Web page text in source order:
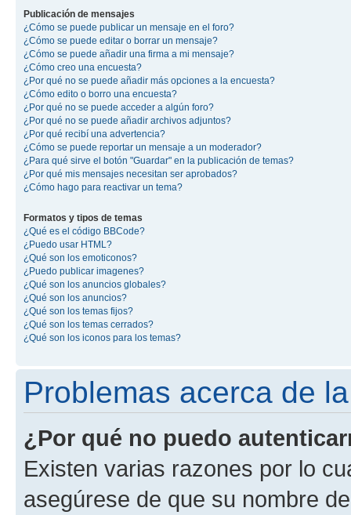
Publicación de mensajes
¿Cómo se puede publicar un mensaje en el foro?
¿Cómo se puede editar o borrar un mensaje?
¿Cómo se puede añadir una firma a mi mensaje?
¿Cómo creo una encuesta?
¿Por qué no se puede añadir más opciones a la encuesta?
¿Cómo edito o borro una encuesta?
¿Por qué no se puede acceder a algún foro?
¿Por qué no se puede añadir archivos adjuntos?
¿Por qué recibí una advertencia?
¿Cómo se puede reportar un mensaje a un moderador?
¿Para qué sirve el botón "Guardar" en la publicación de temas?
¿Por qué mis mensajes necesitan ser aprobados?
¿Cómo hago para reactivar un tema?
Formatos y tipos de temas
¿Qué es el código BBCode?
¿Puedo usar HTML?
¿Qué son los emoticonos?
¿Puedo publicar imagenes?
¿Qué son los anuncios globales?
¿Qué son los anuncios?
¿Qué son los temas fijos?
¿Qué son los temas cerrados?
¿Qué son los iconos para los temas?
Problemas acerca de
¿Por qué no puedo
Existen varias razones por lo
asegúrese de que su nombre